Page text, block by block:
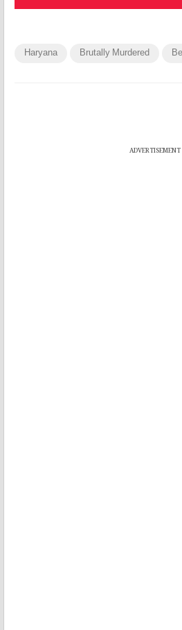
Haryana Brutally Murdered
ADVERTISEMENT